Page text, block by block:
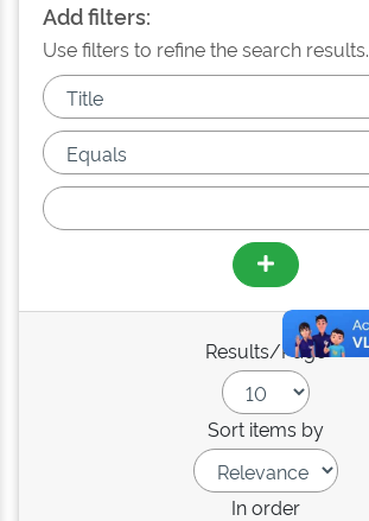
Add filters:
Use filters to refine the search results.
Results/Page
Sort items by
In order